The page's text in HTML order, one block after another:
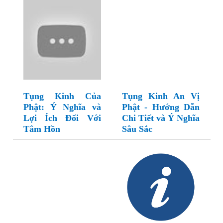
Tụng Kinh Của
Phật: Ý Nghĩa và
Lợi Ích Đối Với
Tâm Hồn
Tụng Kinh An Vị
Phật - Hướng Dẫn
Chi Tiết và Ý Nghĩa
Sâu Sắc